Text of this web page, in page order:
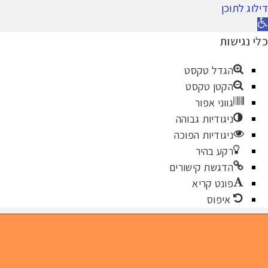
דילוג לתוכן
פתח
סרגל
כלי נגישות
הגדל טקסט
הקטן טקסט
גווני אפור
ניגודיות גבוהה
ניגודיות הפוכה
רקע בהיר
הדגשת קישורים
פונט קריא
איפוס